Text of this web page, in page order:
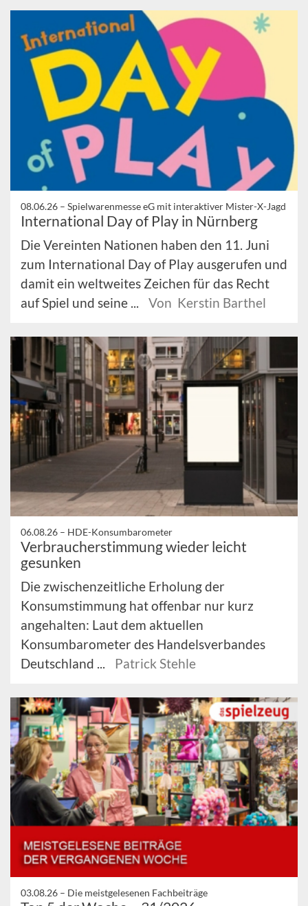
08.06.26 – Spielwarenmesse eG mit interaktiver Mister-X-Jagd
International Day of Play in Nürnberg
Die Vereinten Nationen haben den 11. Juni
zum International Day of Play ausgerufen und
damit ein weltweites Zeichen für das Recht
auf Spiel und seine ...
Von Kerstin Barthel
06.08.26 – HDE-Konsumbarometer
Verbraucherstimmung wieder leicht
gesunken
Die zwischenzeitliche Erholung der
Konsumstimmung hat offenbar nur kurz
angehalten: Laut dem aktuellen
Konsumbarometer des Handelsverbandes
Deutschland ...
Patrick Stehle
03.08.26 – Die meistgelesenen Fachbeiträge